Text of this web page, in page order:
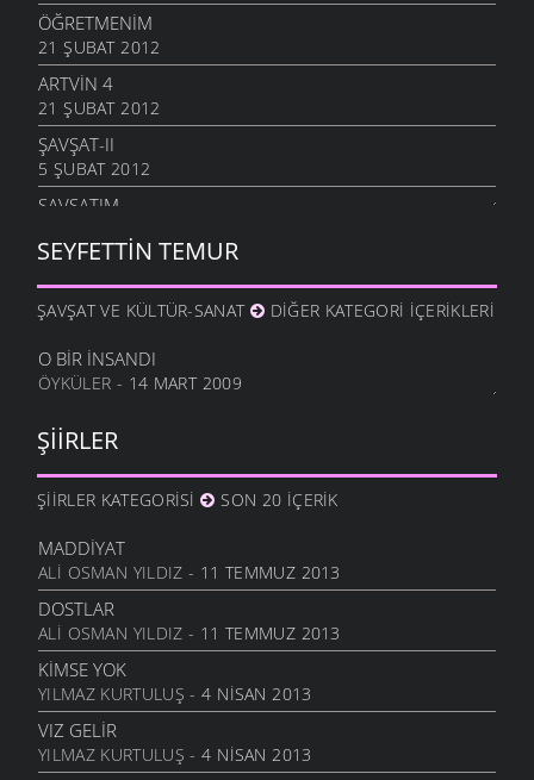
ÖĞRETMENIM
21 ŞUBAT 2012
ARTVIN 4
21 ŞUBAT 2012
ŞAVŞAT-II
5 ŞUBAT 2012
ŞAVŞATIM
METINE
17 OCAK 2012
HALA OĞLU
31 ARALIK 2011
NE OLUR OĞUL
DURDUM
10 ARALIK 2011
ANAM
HESLER
27 KASIM 2011
BILEMEDIM
24 KASIM 2011
VARDIR
5 KASIM 2011
TOPRAKTIR
SEYFETTIN TEMUR
ŞAVŞAT VE KÜLTÜR-SANAT DIĞER KATEGORI İÇERIKLERI
O BIR İNSANDI
ÖYKÜLER - 14 MART 2009
ŞIIRLER
ŞIIRLER KATEGORISI SON 20 İÇERIK
MADDIYAT
ALI OSMAN YILDIZ - 11 TEMMUZ 2013
DOSTLAR
ALI OSMAN YILDIZ - 11 TEMMUZ 2013
KIMSE YOK
YILMAZ KURTULUŞ - 4 NISAN 2013
VIZ GELIR
YILMAZ KURTULUŞ - 4 NISAN 2013